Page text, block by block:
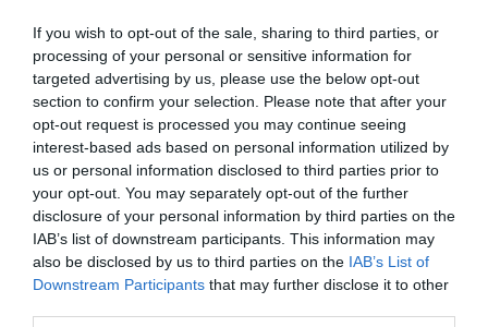
If you wish to opt-out of the sale, sharing to third parties, or
processing of your personal or sensitive information for
targeted advertising by us, please use the below opt-out
section to confirm your selection. Please note that after your
opt-out request is processed you may continue seeing
interest-based ads based on personal information utilized by
us or personal information disclosed to third parties prior to
your opt-out. You may separately opt-out of the further
disclosure of your personal information by third parties on the
IAB’s list of downstream participants. This information may
also be disclosed by us to third parties on the IAB’s List of
Downstream Participants that may further disclose it to other
de las empresas han accedido a los Next
Generation después de haber pasado por esta
iniciativa.
Añadir VIA Empresacomo fuente preferida
de Google de forma gratuita
Mantente informado con las últimas noticias de
actualidad
ACTIVAR AHORA